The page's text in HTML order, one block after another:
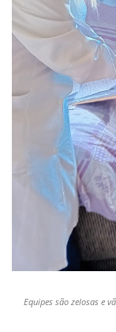
Equipes são zelosas e